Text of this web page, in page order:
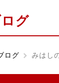
グ
ログ みはし